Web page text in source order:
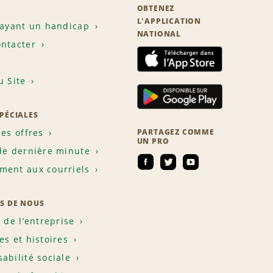
un handicap
Site
offres
dernière minute
aux courriels
DE NOUS
de l’entreprise
et histoires
sociale
OBTENEZ
L'APPLICATION
NATIONAL
PARTAGEZ COMME
UN PRO